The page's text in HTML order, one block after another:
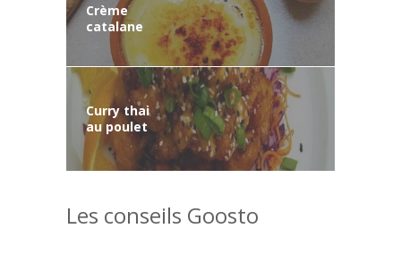
Crème
catalane
Curry thai
au poulet
Les conseils Goosto